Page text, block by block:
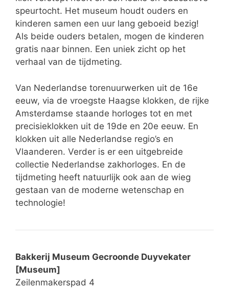
speurtocht. Het museum houdt ouders en
kinderen samen een uur lang geboeid bezig!
Als beide ouders betalen, mogen de kinderen
gratis naar binnen. Een uniek zicht op het
verhaal van de tijdmeting.
Van Nederlandse torenuurwerken uit de 16e
eeuw, via de vroegste Haagse klokken, de rijke
Amsterdamse staande horloges tot en met
precisieklokken uit de 19de en 20e eeuw. En
klokken uit alle Nederlandse regio’s en
Vlaanderen. Verder is er een uitgebreide
collectie Nederlandse zakhorloges. En de
tijdmeting heeft natuurlijk ook aan de wieg
gestaan van de moderne wetenschap en
technologie!
Bakkerij Museum Gecroonde Duyvekater
[Museum]
Zeilenmakerspad 4